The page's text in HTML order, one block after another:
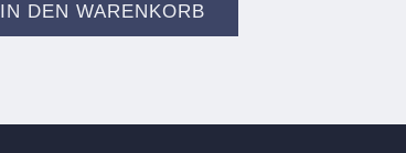
IN DEN WARENKORB